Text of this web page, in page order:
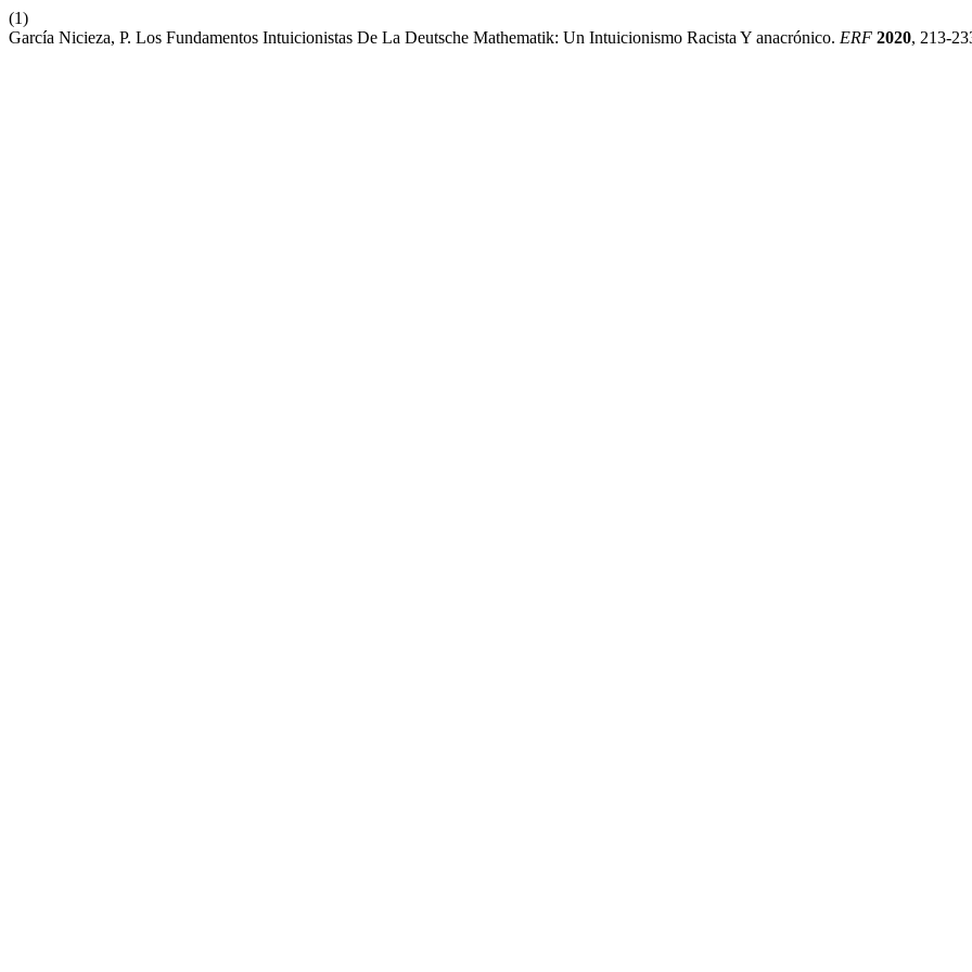
(1)
García Nicieza, P. Los Fundamentos Intuicionistas De La Deutsche Mathematik: Un Intuicionismo Racista Y anacrónico. ERF 2020, 213-